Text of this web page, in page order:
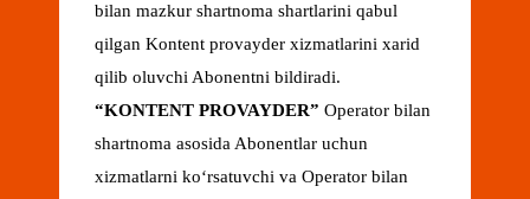
bilan mazkur shartnoma shartlarini qabul
qilgan Kontent provayder xizmatlarini xarid
qilib oluvchi Abonentni bildiradi.
“KONTENT PROVAYDER” Operator bilan
shartnoma asosida Abonentlar uchun
xizmatlarni koʻrsatuvchi va Operator bilan